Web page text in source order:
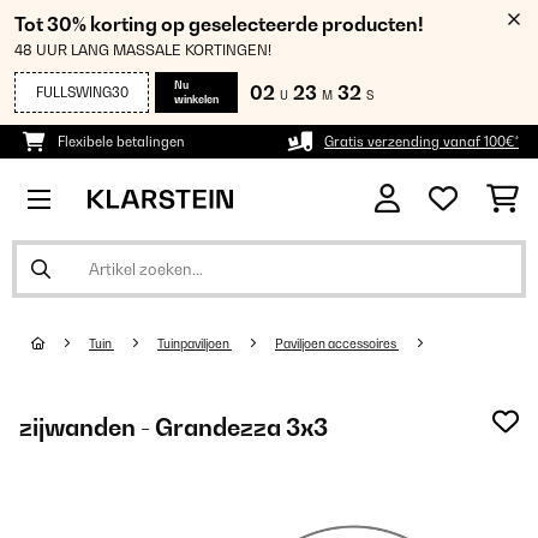
Tot 30% korting op geselecteerde producten!
48 UUR LANG MASSALE KORTINGEN!
FULLSWING30
Nu
winkelen
02 U 23 M 32 S
Flexibele betalingen Gratis verzending vanaf 100€*
Tuin Tuinpaviljoen Paviljoen accessoires
zijwanden - Grandezza 3x3